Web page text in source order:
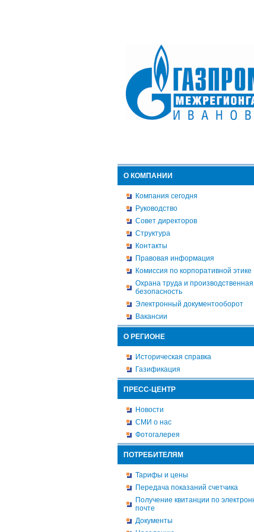
О КОМПАНИИ
Компания сегодня
Руководство
Совет директоров
Структура
Контакты
Правовая информация
Комиссия по корпоративной этике
Охрана труда и производственная
безопасность
Электронный документооборот
Вакансии
О РЕГИОНЕ
Историческая справка
Газификация
ПРЕСС-ЦЕНТР
Новости
СМИ о нас
Фотогалерея
ПОТРЕБИТЕЛЯМ
Тарифы и цены
Передача показаний счетчика
Получение квитанции по
почте
Документы